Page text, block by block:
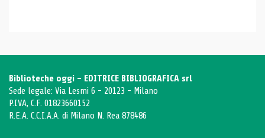
Biblioteche oggi - EDITRICE BIBLIOGRAFICA srl
Sede legale: Via Lesmi 6 - 20123 - Milano
P.IVA, C.F. 01823660152
R.E.A. C.C.I.A.A. di Milano N. Rea 878486